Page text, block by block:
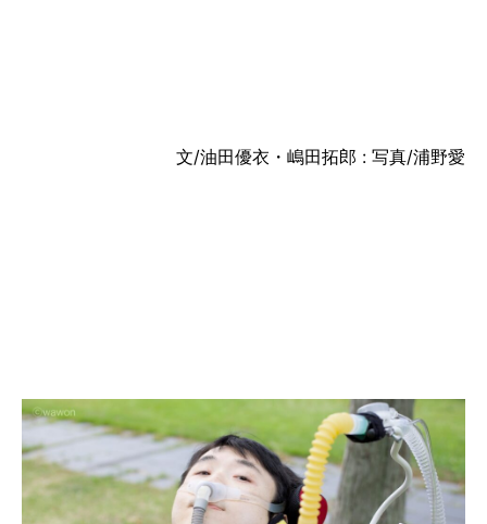
文/油田優衣・嶋田拓郎 : 写真/浦野愛